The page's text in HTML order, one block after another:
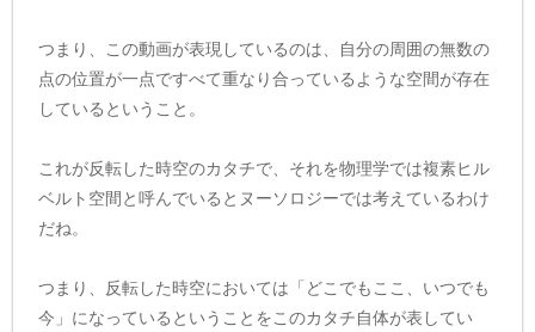
つまり、この動画が表現しているのは、自分の周囲の無数の
点の位置が一点ですべて重なり合っているような空間が存在
しているということ。
これが反転した時空のカタチで、それを物理学では複素ヒル
ベルト空間と呼んでいるとヌーソロジーでは考えているわけ
だね。
つまり、反転した時空においては「どこでもここ、いつでも
今」になっているということをこのカタチ自体が表してい